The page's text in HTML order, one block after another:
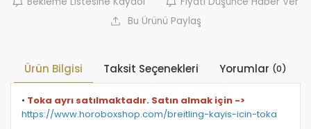
Bekleme Listesine Kaydol Fiyatı Düşünce Haber Ver
Bu Ürünü Paylaş
Ürün Bilgisi Taksit Seçenekleri Yorumlar (0)
• Toka ayrı satılmaktadır. Satın almak için ->
https://www.horoboxshop.com/breitling-kayis-icin-toka